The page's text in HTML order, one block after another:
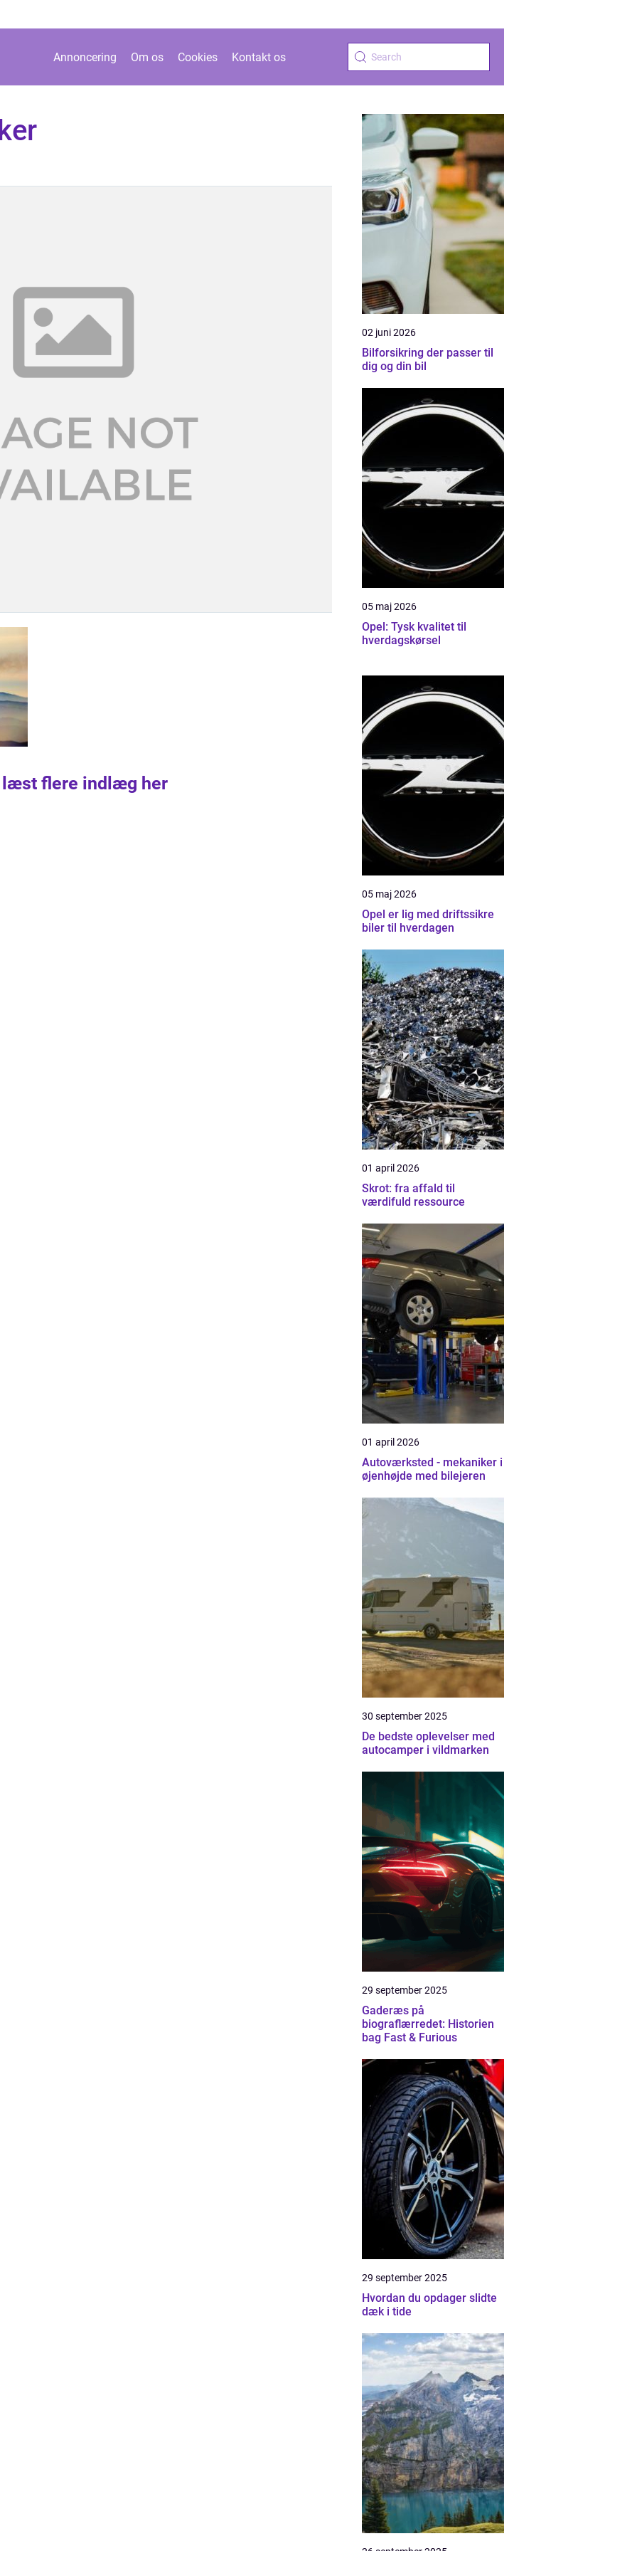
Annoncering Om os Cookies Kontakt os
læst flere indlæg her
02 juni 2026
Bilforsikring der passer til
dig og din bil
05 maj 2026
Opel: Tysk kvalitet til
hverdagskørsel
05 maj 2026
Opel er lig med driftssikre
biler til hverdagen
01 april 2026
Skrot: fra affald til
værdifuld ressource
01 april 2026
Autoværksted - mekaniker i
øjenhøjde med bilejeren
30 september 2025
De bedste oplevelser med
autocamper i vildmarken
29 september 2025
Gaderæs på
biograflærredet: Historien
bag Fast & Furious
29 september 2025
Hvordan du opdager slidte
dæk i tide